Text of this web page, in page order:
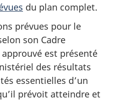
du plan complet.
prévues pour le
son Cadre
est présenté
des résultats
essentielles d’un
prévoit atteindre et